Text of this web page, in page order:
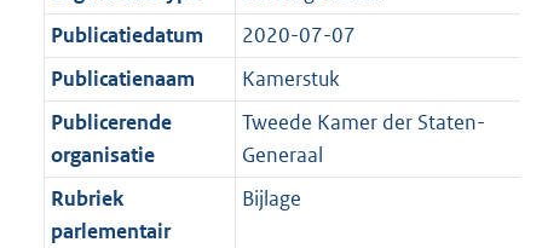
r
m
a
a
t
e
:
1
K
b
t
e
:
1
K
b
Publicatiedatum
2020-07-07
Publicatienaam
Kamerstuk
Publicerende
organisatie
Tweede Kamer der Staten-
Generaal
Rubriek
parlementair
Bijlage